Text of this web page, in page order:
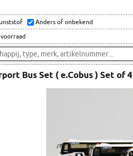
Anders of onbekend
Bus Set ( e.Cobus ) Set of 4